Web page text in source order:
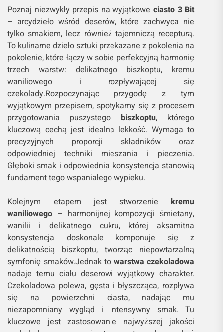
Poznaj niezwykły przepis na wyjątkowe ciasto 3 Bit
– arcydzieło wśród deserów, które zachwyca nie
tylko smakiem, lecz również tajemniczą recepturą.
To kulinarne dzieło sztuki przekazane z pokolenia na
pokolenie, które łączy w sobie perfekcyjną harmonię
trzech warstw: delikatnego biszkoptu, kremu
waniliowego i rozpływającej się
czekolady.Rozpoczynając przygodę z tym
wyjątkowym przepisem, spotykamy się z procesem
przygotowania puszystego biszkoptu, którego
kluczową cechą jest idealna lekkość. Wymaga to
precyzyjnych proporcji składników oraz
odpowiedniej techniki mieszania i pieczenia.
Głęboki smak i odpowiednia konsystencja stanowią
fundament tego wspaniałego wypieku.
Kolejnym etapem jest stworzeniekremu
waniliowego – harmonijnej kompozycji śmietany,
wanilii i delikatnego cukru, której aksamitna
konsystencja doskonale komponuje się z
delikatnością biszkoptu, tworząc niepowtarzalną
symfonię smaków.Jednak to warstwa czekoladowa
nadaje temu ciału deserowi wyjątkowy charakter.
Czekoladowa polewa, gęsta i błyszcząca, rozpływa
się na powierzchni ciasta, nadając mu
niezapomniany wygląd i intensywny smak. Tu
kluczowe jest zastosowanie najwyższej jakości